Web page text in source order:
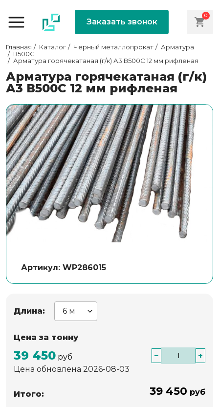
Заказать звонок
0
Главная Каталог Черный металлопрокат
Арматура
В500С
Арматура горячекатаная (г/к) А3 В500С 12 мм рифленая
Арматура горячекатаная (г/к)
А3 В500С 12 мм рифленая
Артикул: WP286015
Длина:
Цена за тонну
39 450 руб −
+
Цена обновлена 2026-08-03
Итого: 39 450 руб